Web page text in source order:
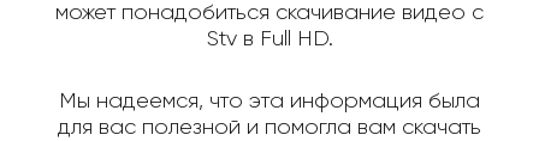
может понадобиться скачивание видео с
Stv в Full HD.
Мы надеемся, что эта информация была
для вас полезной и помогла вам скачать